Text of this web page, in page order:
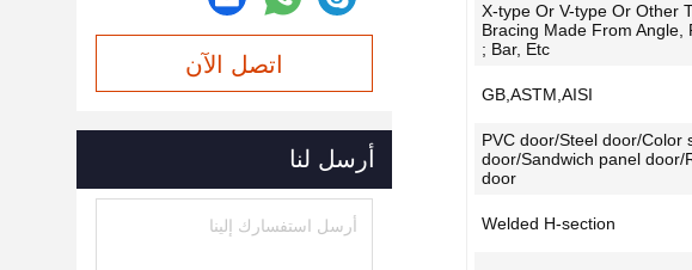
X-type Or V-type Or Other
Bracing Made From Angle,
Bar, Etc ;
GB,ASTM,AISI
PVC door/Steel door/Color
door/Sandwich panel door/
door
Welded H-section
اتصل الآن
أرسل لنا